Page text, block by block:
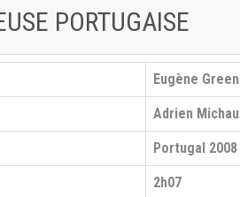
PORTUGAISE
Eugène Green
Adrien
Portugal 2008
2h07